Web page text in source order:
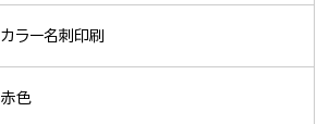
カラー名刺印刷
赤色